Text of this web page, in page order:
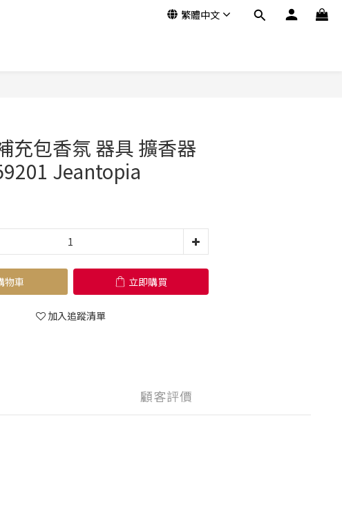
繁體中文
充包香氛 器具 擴香器
Jeantopia
物車 立即購買
加入追蹤清單
顧客評價